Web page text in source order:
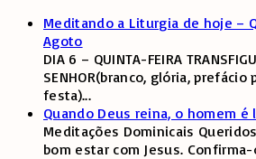
Meditando a Liturgia de hoje –
Agoto
DIA 6 – QUINTA-FEIRA
SENHOR(branco, glória,
festa)...
Quando Deus reina, o homem
Meditações Dominicais
bom estar com Jesus.